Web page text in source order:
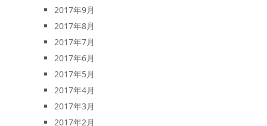
2017年9月
2017年8月
2017年7月
2017年6月
2017年5月
2017年4月
2017年3月
2017年2月